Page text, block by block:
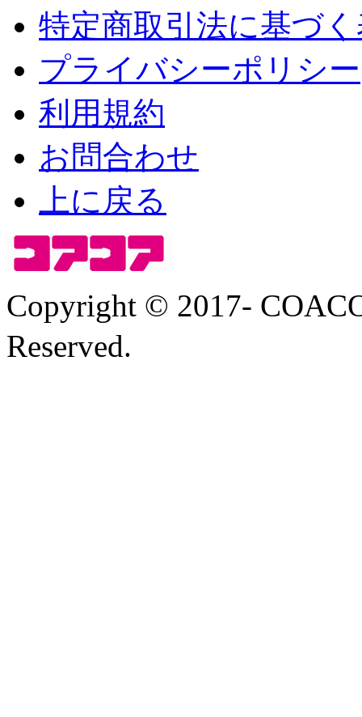
特定商取引法に基づ
プライバシーポリシー
利用規約
お問合わせ
上に戻る
Copyright © 2017-
Reserved.